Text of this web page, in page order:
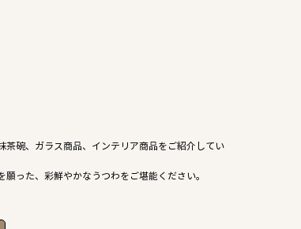
茶碗、ガラス商品、インテリア商品をご紹介してい
った、彩鮮やかなうつわをご堪能ください。